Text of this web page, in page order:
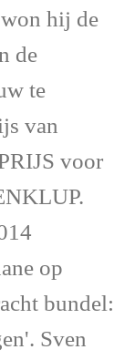
hij de
de
te
van
voor
op
bundel:
Sven